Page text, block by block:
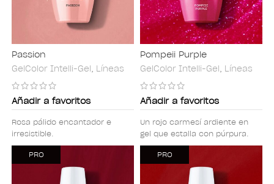
Passion
GelColor Intelli-Gel, Líneas
Añadir a favoritos
Rosa pálido encantador e
irresistible.
Pompeii Purple
GelColor Intelli-Gel, Líneas
Añadir a favoritos
Un rojo carmesí ardiente en
gel que estalla con púrpura.
PRO PRO